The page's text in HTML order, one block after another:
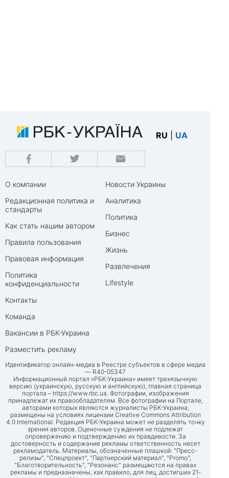
RU UA
О компании
Редакционная политика и
стандарты
Как стать нашим автором
Правила пользования
Правовая информация
Политика
конфиденциальности
Контакты
Команда
Вакансии в РБК-Украина
Разместить рекламу
Новости Украины
Аналитика
Политика
Бизнес
Жизнь
Развлечения
Lifestyle
Идентификатор онлайн-медиа в Реестре субъектов в сфере медиа
— R40-05347
Информационный портал «РБК-Украина» имеет трехязычную
версию (украинскую, русскую и английскую), главная страница
портала – https://www.rbc.ua. Фотографии, изображения
принадлежат их правообладателям. Все фотографии на Портале,
авторами которых являются журналисты РБК-Украина,
размещены на условиях лицензии Creative Commons Attribution
4.0 International. Редакция РБК-Украина может не разделять точку
зрения авторов. Оценочные суждения не подлежат
опровержению и подтверждению их правдивости. За
достоверность и содержание рекламы ответственность несет
рекламодатель. Материалы, обозначенные плашкой: "Пресс-
релизы", "Спецпроект", "Партнерский материал", "Promo",
"Благотворительность", "Резонанс" размещаются на правах
рекламы и предназначены, как правило, для лиц, достигших 21-